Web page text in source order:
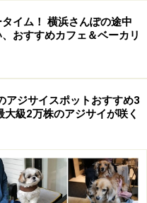
イム！ 横浜さんぽの途中
おすすめカフェ＆ベーカリ
アジサイスポットおすすめ3
大級2万株のアジサイが咲く